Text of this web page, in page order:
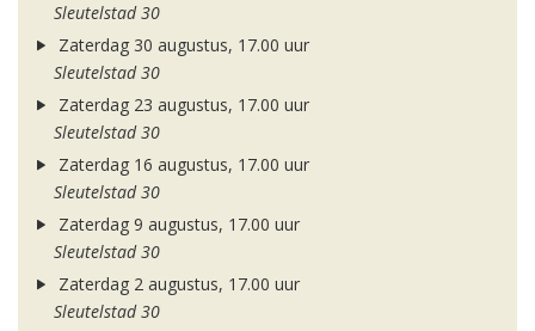
Sleutelstad 30
Zaterdag 30 augustus, 17.00 uur
Sleutelstad 30
Zaterdag 23 augustus, 17.00 uur
Sleutelstad 30
Zaterdag 16 augustus, 17.00 uur
Sleutelstad 30
Zaterdag 9 augustus, 17.00 uur
Sleutelstad 30
Zaterdag 2 augustus, 17.00 uur
Sleutelstad 30